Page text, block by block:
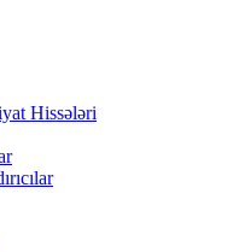
Hissələri